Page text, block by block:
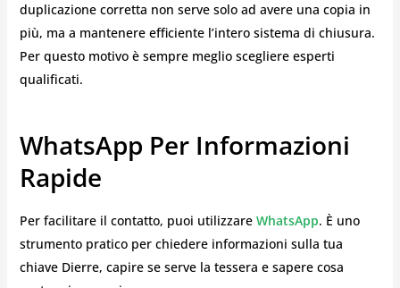
duplicazione corretta non serve solo ad avere una copia in
più, ma a mantenere efficiente l’intero sistema di chiusura.
Per questo motivo è sempre meglio scegliere esperti
qualificati.
WhatsApp Per Informazioni
Rapide
Per facilitare il contatto, puoi utilizzare WhatsApp. È uno
strumento pratico per chiedere informazioni sulla tua
chiave Dierre, capire se serve la tessera e sapere cosa